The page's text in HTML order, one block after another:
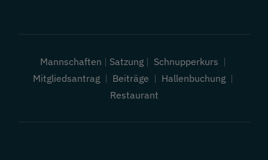
Mannschaften | Satzung| Schnupperkurs |
Mitgliedsantrag| Beiträge | Hallenbuchung|
Restaurant